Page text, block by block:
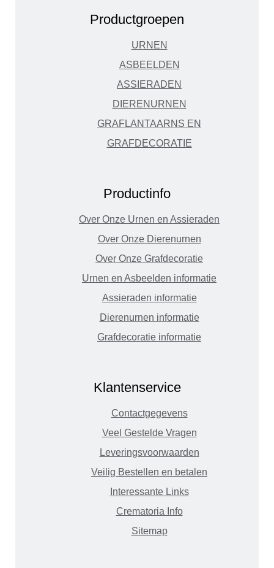
Productgroepen
URNEN
ASBEELDEN
ASSIERADEN
DIERENURNEN
GRAFLANTAARNS EN
GRAFDECORATIE
Productinfo
Over Onze Urnen en Assieraden
Over Onze Dierenurnen
Over Onze Grafdecoratie
Urnen en Asbeelden informatie
Assieraden informatie
Dierenurnen informatie
Grafdecoratie informatie
Klantenservice
Contactgegevens
Veel Gestelde Vragen
Leveringsvoorwaarden
Veilig Bestellen en betalen
Interessante Links
Crematoria Info
Sitemap